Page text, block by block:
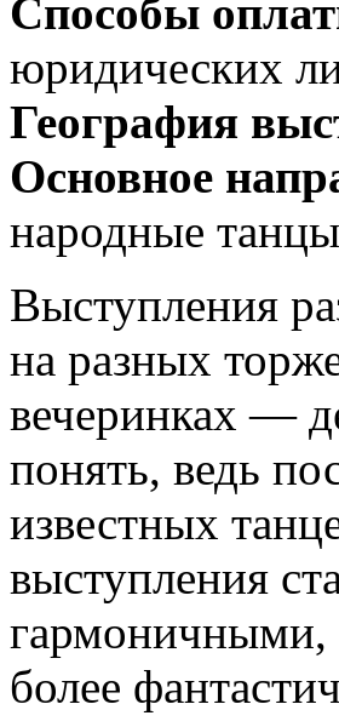
Способы
юридических
География
Основное
народные
Выступления
на разных
вечеринках —
понять, ведь
известных
выступления
гармоничными,
более